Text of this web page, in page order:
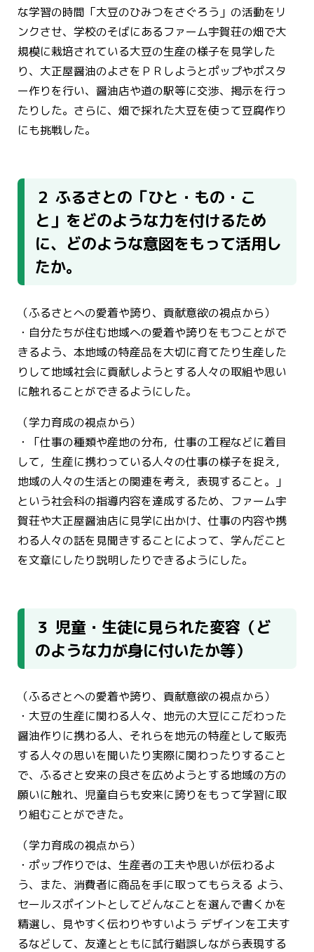
な学習の時間「大豆のひみつをさぐろう」の活動をリ
ンクさせ、学校のそばにあるファーム宇賀荘の畑で大
規模に栽培されている大豆の生産の様子を見学した
り、大正屋醤油のよさをＰＲしようとポップやポスタ
ー作りを行い、醤油店や道の駅等に交渉、掲示を行っ
たりした。さらに、畑で採れた大豆を使って豆腐作り
にも挑戦した。
２ ふるさとの「ひと・もの・こ
と」をどのような力を付けるため
に、どのような意図をもって活用し
たか。
（ふるさとへの愛着や誇り、貢献意欲の視点から）
・自分たちが住む地域への愛着や誇りをもつことがで
きるよう、本地域の特産品を大切に育てたり生産した
りして地域社会に貢献しようとする人々の取組や思い
に触れることができるようにした。
（学力育成の視点から）
・「仕事の種類や産地の分布，仕事の工程などに着目
して，生産に携わっている人々の仕事の様子を捉え，
地域の人々の生活との関連を考え，表現すること。」
という社会科の指導内容を達成するため、ファーム宇
賀荘や大正屋醤油店に見学に出かけ、仕事の内容や携
わる人々の話を見聞きすることによって、学んだこと
を文章にしたり説明したりできるようにした。
３ 児童・生徒に見られた変容（ど
のような力が身に付いたか等）
（ふるさとへの愛着や誇り、貢献意欲の視点から）
・大豆の生産に関わる人々、地元の大豆にこだわった
醤油作りに携わる人、それらを地元の特産として販売
する人々の思いを聞いたり実際に関わったりすること
で、ふるさと安来の良さを広めようとする地域の方の
願いに触れ、児童自らも安来に誇りをもって学習に取
り組むことができた。
（学力育成の視点から）
・ポップ作りでは、生産者の工夫や思いが伝わるよ
う、また、消費者に商品を手に取ってもらえる よう、
セールスポイントとしてどんなことを選んで書くかを
精選し、見やすく伝わりやすいよう デザインを工夫す
るなどして、友達とともに試行錯誤しながら表現する